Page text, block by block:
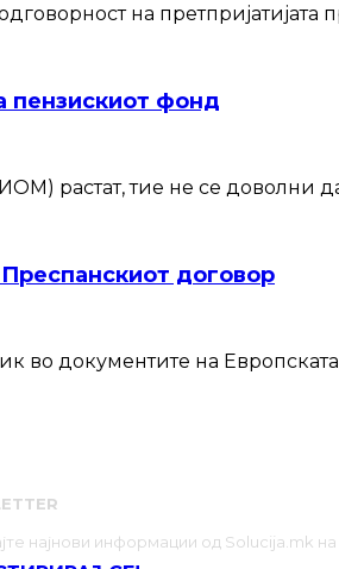
на претпријатијата
пензискиот фонд
растат, тие не се доволни
договор
во документите на
најнови информации од Solucija.mk